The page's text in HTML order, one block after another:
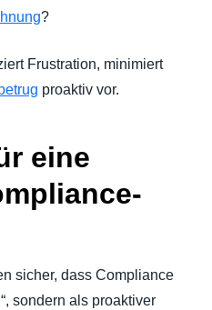
?
Frustration, minimiert
proaktiv vor.
eine
sicher, dass Compliance
sondern als proaktiver